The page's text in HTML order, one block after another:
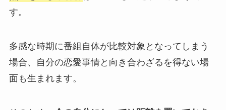
す。
多感な時期に番組自体が比較対象となってしまう
場合、自分の恋愛事情と向き合わざるを得ない場
面も生まれます。